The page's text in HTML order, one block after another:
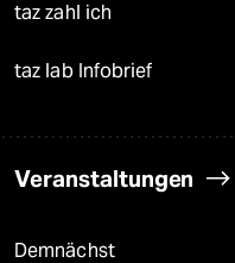
taz zahl ich
taz lab Infobrief
Veranstaltungen
Demnächst